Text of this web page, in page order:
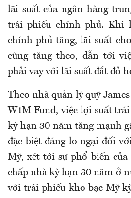
lãi suất của ngân hàng
trái phiếu chính phủ. Khi
chính phủ tăng, lãi suất
cũng tăng theo, dẫn tới
phải vay với lãi suất đắt đỏ
Theo nhà quản lý quỹ
W1M Fund, việc lợi suất
kỳ hạn 30 năm tăng mạnh
đặc biệt đáng lo ngại đối
Mỹ, xét tới sự phổ biến của
chấp nhà kỳ hạn 30 năm ở
với trái phiếu kho bạc Mỹ